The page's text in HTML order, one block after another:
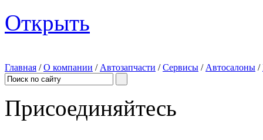
Открыть
Главная /О компании / Автозапчасти /Сервисы / Автосалоны /
Присоединяйтесь